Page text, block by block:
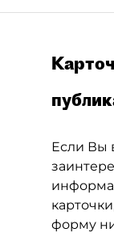
Если Вы
форму